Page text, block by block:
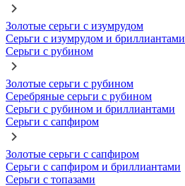
Золотые серьги с изумрудом
Серьги с изумрудом и бриллиантами
Серьги с рубином
Золотые серьги с рубином
Серебряные серьги с рубином
Серьги с рубином и бриллиантами
Серьги с сапфиром
Золотые серьги с сапфиром
Серьги с сапфиром и бриллиантами
Серьги с топазами